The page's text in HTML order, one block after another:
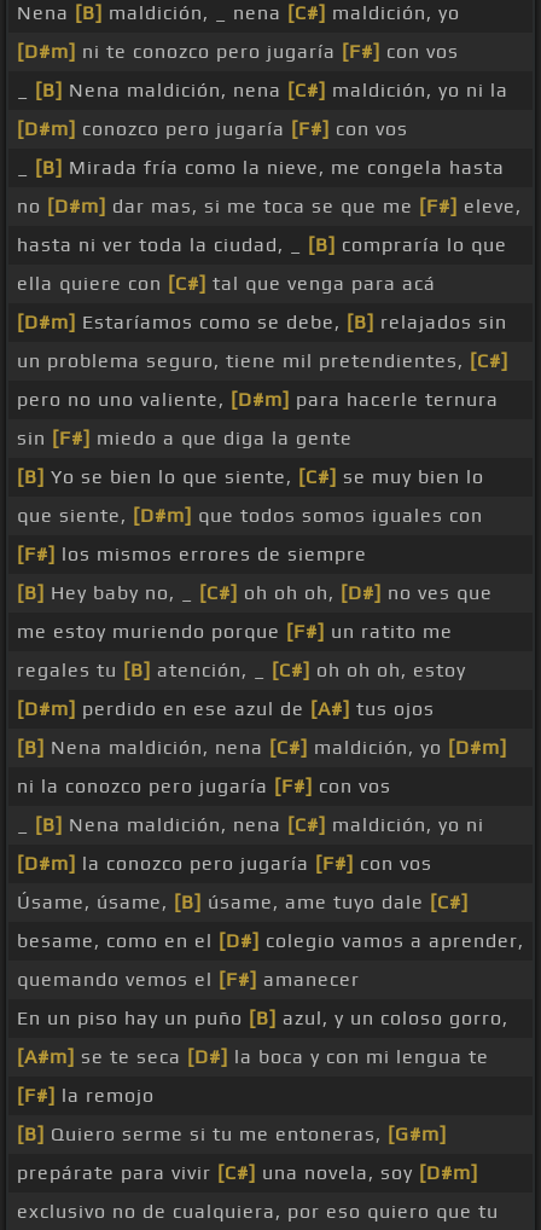
Nena [B] maldición, _ nena [C#] maldición, yo
[D#m] ni te conozco pero jugaría [F#] con vos
[B] Nena maldición, nena [C#] maldición, yo ni la
[D#m] conozco pero jugaría [F#] con vos
[B] Mirada fría como la nieve, me congela hasta
no [D#m] dar mas, si me toca se que me [F#] eleve,
hasta ni ver toda la ciudad, _
[B] compraría lo que
ella quiere con [C#] tal que venga para acá
[D#m] Estaríamos como se debe, [B] relajados sin
un problema seguro, tiene mil pretendientes, [C#]
pero no uno valiente, [D#m] para hacerle ternura
sin [F#] miedo a que diga la gente
[B] Yo se bien lo que siente, [C#] se muy bien lo
que siente, [D#m] que todos somos iguales con
[F#] los mismos errores de siempre
[B] Hey baby no, _ [C#] oh oh oh, [D#] no ves que
me estoy muriendo porque [F#] un ratito me
regales tu [B] atención, _ [C#] oh oh oh, estoy
[D#m] perdido en ese azul de [A#] tus ojos
[B] Nena maldición, nena [C#] maldición, yo [D#m]
ni la conozco pero jugaría [F#] con vos
[B] Nena maldición, nena [C#] maldición, yo ni
[D#m] la conozco pero jugaría [F#] con vos
Úsame, úsame, [B] úsame, ame tuyo dale [C#]
besame, como en el [D#] colegio vamos a aprender,
quemando vemos el [F#] amanecer
En un piso hay un puño [B] azul, y un coloso gorro,
[A#m] se te seca [D#] la boca y con mi lengua te
[F#] la remojo
[B] Quiero serme si tu me entoneras, [G#m]
prepárate para vivir [C#] una novela, soy [D#m]
exclusivo no de cualquiera, por eso quiero que tu